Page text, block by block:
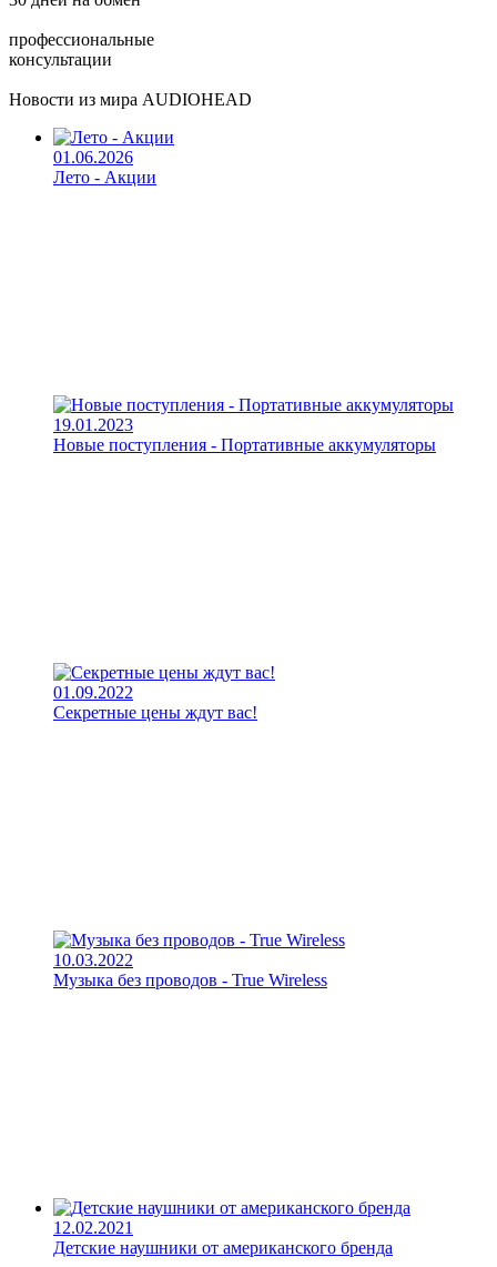
профессиональные
консультации
Новости из мира AUDIOHEAD
01.06.2026
Лето - Акции
19.01.2023
Новые поступления - Портативные аккумуляторы
01.09.2022
Секретные цены ждут вас!
10.03.2022
Музыка без проводов - True Wireless
12.02.2021
Детские наушники от американского бренда